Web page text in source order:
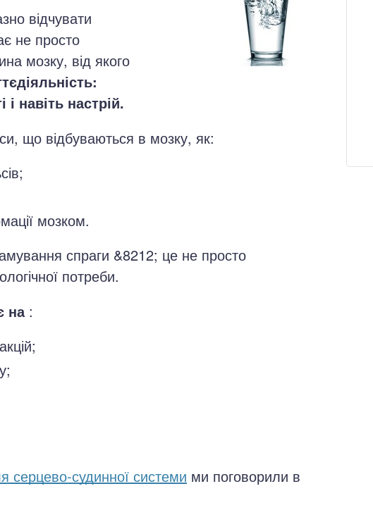
відчувати
не просто
мозку, від якого
і навіть настрій.
що відбуваються в мозку, як:
мозком.
спраги &8212; це не просто
потреби.
на:
серцево-судинної системи ми поговорили в